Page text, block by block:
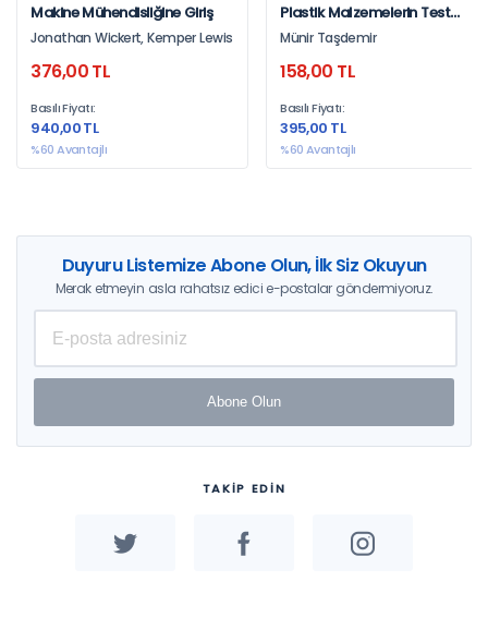
Makine Mühendisliğine Giriş
Jonathan Wickert, Kemper Lewis
376,00 TL
Basılı Fiyatı:
940,00 TL
%60 Avantajlı
Plastik Malzemelerin Test
Teknikleri Mekanik Teknikler –
Fiziksel Teknikler
Spektroskopik Teknikler
Münir Taşdemir
158,00 TL
Basılı Fiyatı:
395,00 TL
%60 Avantajlı
Duyuru Listemize Abone Olun, İlk Siz Okuyun
Merak etmeyin asla rahatsız edici e-postalar göndermiyoruz.
Abone Olun
TAKİP EDİN